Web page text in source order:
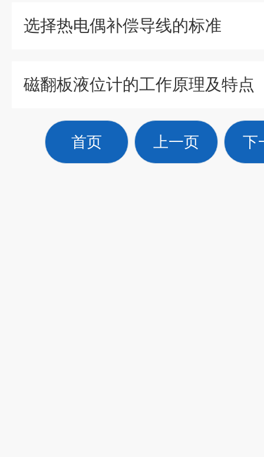
选择热电偶补偿导线的标准
磁翻板液位计的工作原理及特点
首页 上一页 下